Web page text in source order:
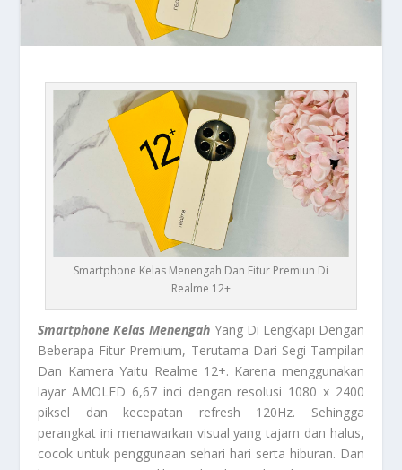
Smartphone Kelas Menengah Dan Fitur Premiun Di
Realme 12+
Smartphone Kelas Menengah Yang Di Lengkapi Dengan
Beberapa Fitur Premium, Terutama Dari Segi Tampilan
Dan Kamera Yaitu Realme 12+. Karena menggunakan
layar AMOLED 6,67 inci dengan resolusi 1080 x 2400
piksel dan kecepatan refresh 120Hz. Sehingga
perangkat ini menawarkan visual yang tajam dan halus,
cocok untuk penggunaan sehari hari serta hiburan. Dan